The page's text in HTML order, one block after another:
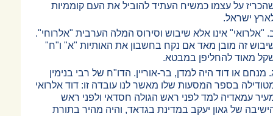
על עצמו כמשיח העתיד להוביל את העם קוממיות
ישראל.
"אלרואי" אינו אלא שיבוש וסירוס המלה הערבית "אלרוחי".
זה מובן מאד אם נקח בחשבון את האותיות "א" ו"ח"
מאוד להחליפן במבטא.
מנחם או דוד היה למדן, בר-אוריין. הדו"ח של רבי בנימין
בספר המסעות שלו מאשר לנו עובדה זו: דוד אלרואי
עמאדיה למד לפני ראש הגולה חסדאי ולפני ראש
של גאון יעקב במדינת בגדאד, והיה מהיר בתורת